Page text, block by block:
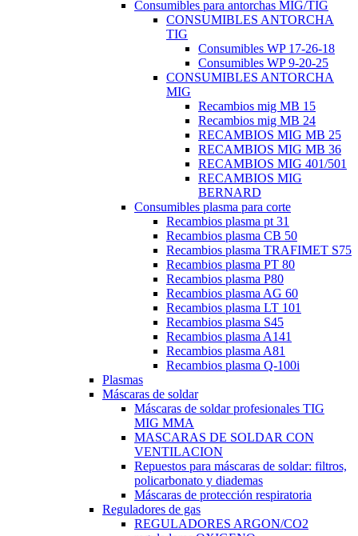
Consumibles para antorchas MIG/TIG
CONSUMIBLES ANTORCHA
TIG
Consumibles WP 17-26-18
Consumibles WP 9-20-25
CONSUMIBLES ANTORCHA
MIG
Recambios mig MB 15
Recambios mig MB 24
RECAMBIOS MIG MB 25
RECAMBIOS MIG MB 36
RECAMBIOS MIG 401/501
RECAMBIOS MIG
BERNARD
Consumibles plasma para corte
Recambios plasma pt 31
Recambios plasma CB 50
Recambios plasma TRAFIMET S75
Recambios plasma PT 80
Recambios plasma P80
Recambios plasma AG 60
Recambios plasma LT 101
Recambios plasma S45
Recambios plasma A141
Recambios plasma A81
Recambios plasma Q-100i
Plasmas
Máscaras de soldar
Máscaras de soldar profesionales TIG
MIG MMA
MASCARAS DE SOLDAR CON
VENTILACION
Repuestos para máscaras de soldar: filtros,
policarbonato y diademas
Máscaras de protección respiratoria
Reguladores de gas
REGULADORES ARGON/CO2